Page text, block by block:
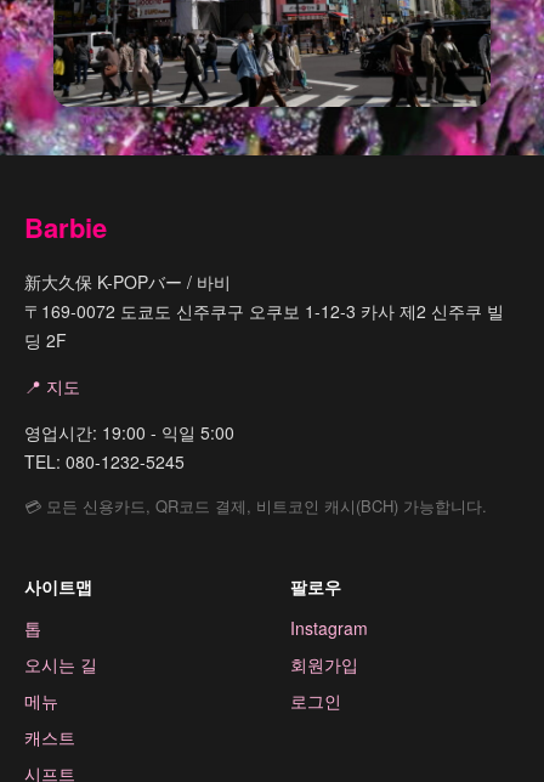
Barbie
新大久保 K-POPバー / 바비
〒169-0072 도쿄도 신주쿠구 오쿠보 1-12-3 카사 제2 신주쿠 빌
딩 2F
📍 지도
영업시간: 19:00 - 익일 5:00
TEL: 080-1232-5245
💳 모든 신용카드, QR코드 결제, 비트코인 캐시(BCH) 가능합니다.
사이트맵
톱
오시는 길
메뉴
캐스트
시프트
팔로우
Instagram
회원가입
로그인